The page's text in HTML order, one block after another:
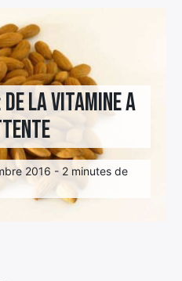
la vitamine A
2016 - 2 minutes de
Élément
de
menu
Élément
de
menu